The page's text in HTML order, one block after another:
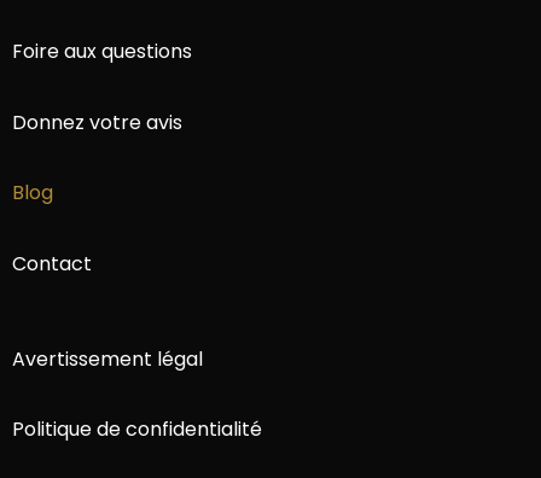
Foire aux questions
Donnez votre avis
Blog
Contact
Avertissement légal
Politique de confidentialité